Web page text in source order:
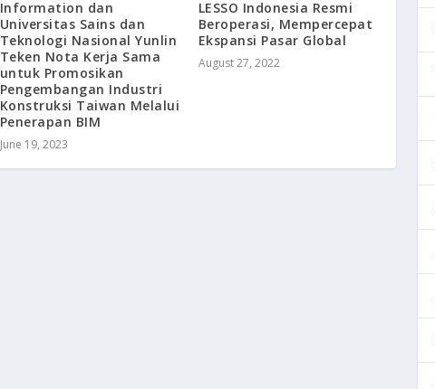
Information dan
Universitas Sains dan
Teknologi Nasional Yunlin
Teken Nota Kerja Sama
untuk Promosikan
Pengembangan Industri
Konstruksi Taiwan Melalui
Penerapan BIM
June 19, 2023
LESSO Indonesia Resmi
Beroperasi, Mempercepat
Ekspansi Pasar Global
August 27, 2022